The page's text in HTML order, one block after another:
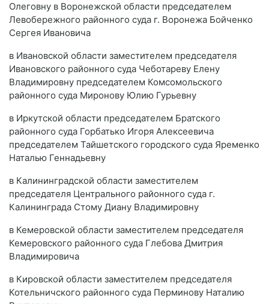
Олеговну в Воронежской области председателем
Левобережного районного суда г. Воронежа Бойченко
Сергея Ивановича
в Ивановской области заместителем председателя
Ивановского районного суда Чеботареву Елену
Владимировну председателем Комсомольского
районного суда Миронову Юлию Гурьевну
в Иркутской области председателем Братского
районного суда Горбатько Игоря Алексеевича
председателем Тайшетского городского суда Яременко
Наталью Геннадьевну
в Калининградской области заместителем
председателя Центрального районного суда г.
Калининграда Стому Диану Владимировну
в Кемеровской области заместителем председателя
Кемеровского районного суда Глебова Дмитрия
Владимировича
в Кировской области заместителем председателя
Котельничского районного суда Перминову Наталию